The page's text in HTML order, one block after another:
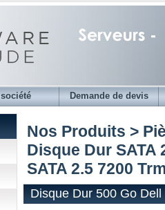
société Demande de devis
Nos Produits >
Disque Dur SATA
SATA 2.5 7200
Disque Dur 500 Go